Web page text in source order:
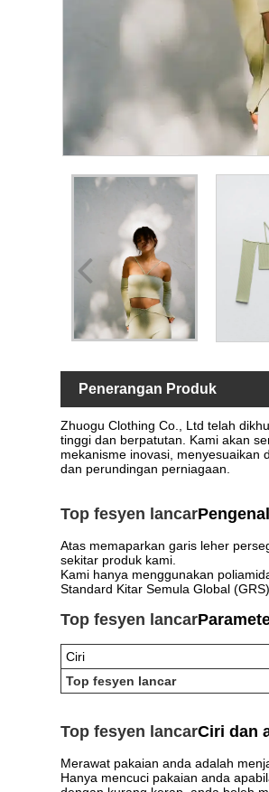
Penerangan Produk
Zhuogu Clothing Co., Ltd telah
tinggi dan berpatutan. Kami akan
mekanisme inovasi, menyesuaikan
dan perundingan perniagaan.
Top fesyen lancar
Atas memaparkan garis leher
sekitar produk kami.
Kami hanya menggunakan
Standard Kitar Semula Global (GRS)
Top fesyen lancar
Ciri
Top fesyen lancar
Top fesyen lancarCiri dan
Merawat pakaian anda adalah
Hanya mencuci pakaian anda